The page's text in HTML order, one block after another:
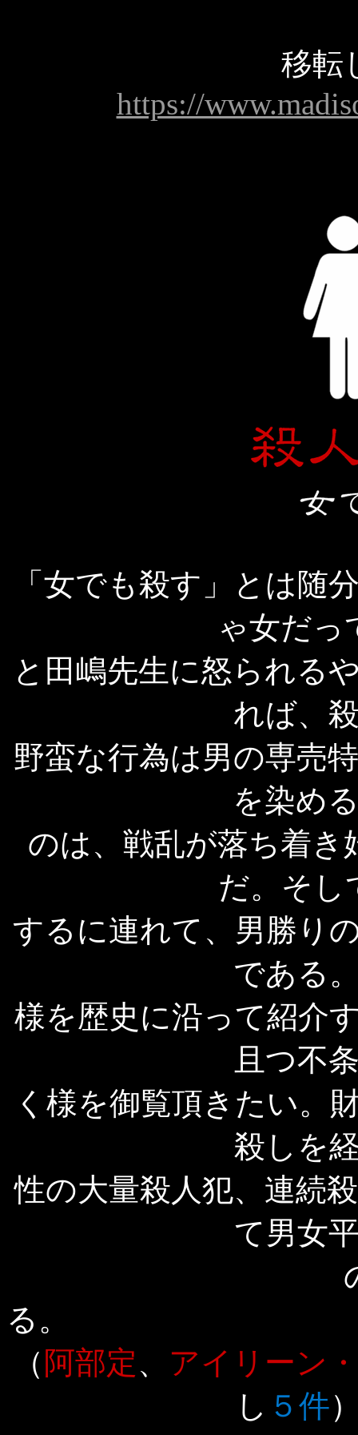
移転
https://
「女でも殺す」とは随
ゃ女だっ
と田嶋先生に怒られる
れば、
野蛮な行為は男の専売
を染め
のは、戦乱が落ち着
だ。そし
するに連れて、男勝り
である
様を歴史に沿って紹介
且つ不
く様を御覧頂きたい。
殺しを
性の大量殺人犯、連続
て男女
（ 阿部定、 アイリーン
し ５件